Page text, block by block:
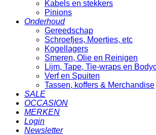
Kabels en stekkers
Pinions
Onderhoud
Gereedschap
Schroefjes, Moertjes, etc
Kogellagers
Smeren, Olie en Reinigen
Lijm, Tape, Tie-wraps en
Verf en Spuiten
Tassen, koffers & Merchandise
SALE
OCCASION
MERKEN
Login
Newsletter